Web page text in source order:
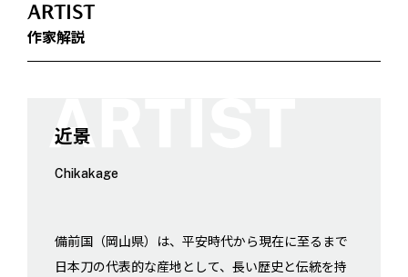
ARTIST
作家解説
近景
Chikakage
備前国（岡山県）は、平安時代から現在に至るまで
日本刀の代表的な産地として、長い歴史と伝統を持